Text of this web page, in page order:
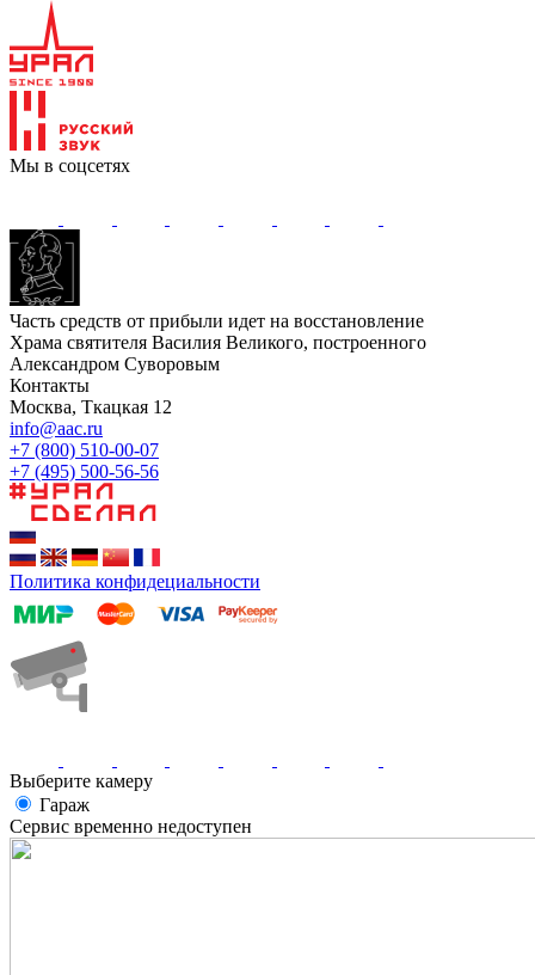
Мы в соцсетях
Часть средств от прибыли идет на восстановление
Храма святителя Василия Великого, построенного
Александром Суворовым
Контакты
Москва, Ткацкая 12
info@aac.ru
+7 (800) 510-00-07
+7 (495) 500-56-56
Политика конфидециальности
Выберите камеру
Гараж
Сервис временно недоступен